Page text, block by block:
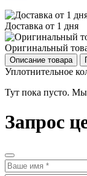
Доставка от 1 дня
Оригинальный
Описание товара
Уплотнительное
Тут пока пусто.
Запрос